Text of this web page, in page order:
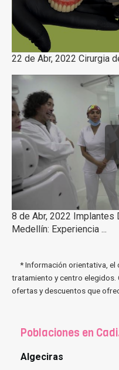
22 de Abr, 2022 Cirurgia
8 de Abr, 2022 Implantes
Medellín: Experiencia ...
* Información orientativa, el
tratamiento y centro
ofertas y descuentos que
Poblaciones en
Algeciras